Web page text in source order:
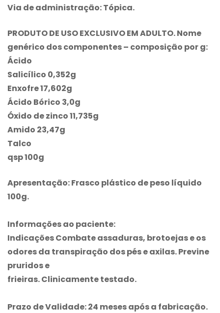
Via de administração:Tópica.
PRODUTO DE USO EXCLUSIVO EM ADULTO. Nome
genérico dos componentes – composição por g:
Ácido
Salicílico 0,352g
Enxofre 17,602g
Ácido Bórico 3,0g
Óxido de zinco 11,735g
Amido 23,47g
Talco
qsp 100g
Apresentação:Frasco plástico de peso líquido
100g.
Informações ao paciente:
Indicações Combate assaduras, brotoejas e os
odores da transpiração dos pés e axilas. Previne
pruridos e
frieiras. Clinicamente testado.
Prazo de Validade:24 meses após a fabricação.